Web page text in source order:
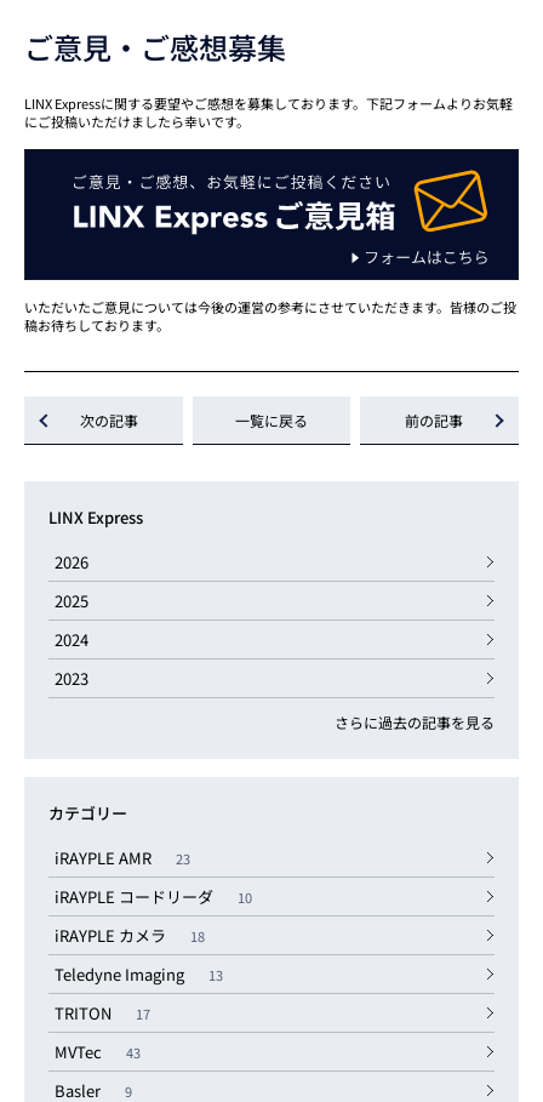
ご意見・ご感想募集
LINX Expressに関する要望やご感想を募集しております。下記フォームよりお気軽
にご投稿いただけましたら幸いです。
いただいたご意見については今後の運営の参考にさせていただきます。皆様のご投
稿お待ちしております。
次の記事 一覧に戻る 前の記事
LINX Express
2026
2025
2024
2023
さらに過去の記事を見る
カテゴリー
iRAYPLE AMR
23
iRAYPLE コードリーダ 10
iRAYPLE カメラ 18
Teledyne Imaging 13
TRITON 17
MVTec 43
Basler 9